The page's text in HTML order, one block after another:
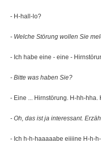
- H-hall-lo?
- Welche Störung wollen Sie
- Ich habe eine - eine -
- Bitte was haben Sie?
- Eine ... Hirnstörung. H-hh-hha.
- Oh, das ist ja interessant.
- Ich h-h-haaaaabe eiiiine H-h-